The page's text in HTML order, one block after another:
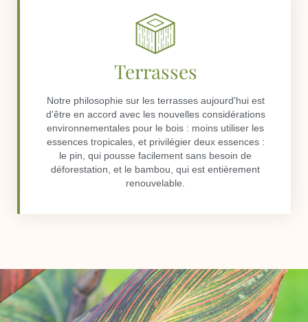
Terrasses
Notre philosophie sur les terrasses aujourd'hui est
d'être en accord avec les nouvelles considérations
environnementales pour le bois : moins utiliser les
essences tropicales, et privilégier deux essences :
le pin, qui pousse facilement sans besoin de
déforestation, et le bambou, qui est entièrement
renouvelable.